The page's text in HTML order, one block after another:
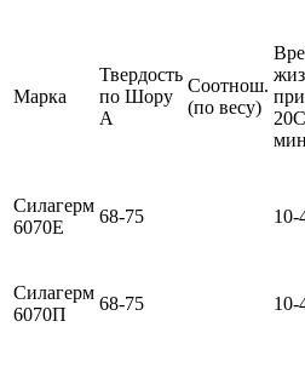
Марка
Твердость
по Шору
A
Соотнош.
(по весу)
при
Силагерм
6070Е
68-75 10-
Силагерм
6070П
68-75 10-